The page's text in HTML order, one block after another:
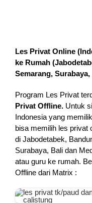
Les Privat Online
ke Rumah (
Semarang,
Program Les Privat
Privat Offline. Untuk
Indonesia yang
bisa memilih les privat
di Jabodetabek,
Surabaya, Bali dan
atau guru ke rumah.
Offline dari Matrix :